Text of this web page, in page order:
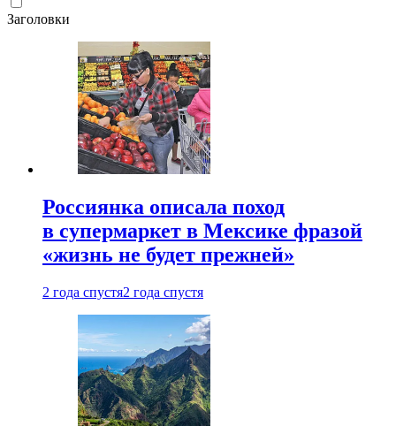
Заголовки
Россиянка описала поход
в супермаркет в Мексике фразой
«жизнь не будет прежней»
2 года спустя2 года спустя